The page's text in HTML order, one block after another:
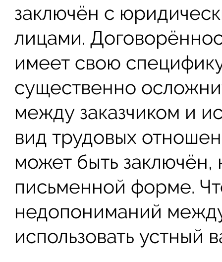
заключён с
лицами.
имеет свою
существенно
между заказчиком и
вид трудовых
может быть заключён,
письменной форме.
недопониманий
использовать устный